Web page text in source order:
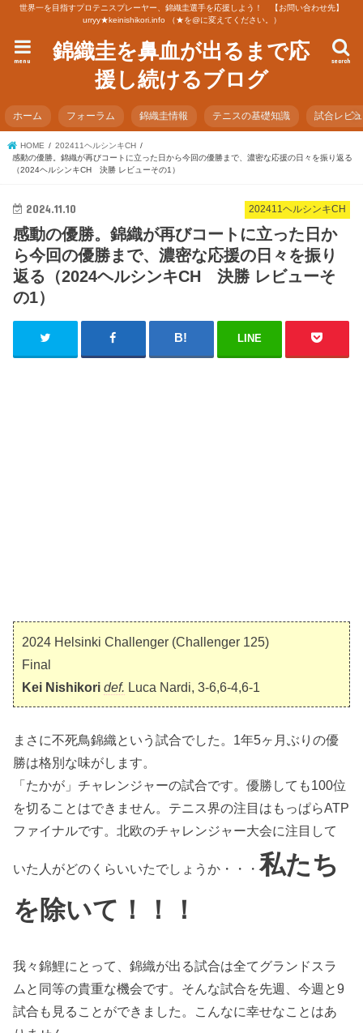
世界一を目指すプロテニスプレーヤー、錦織圭選手を応援しよう！ 【お問い合わせ先】
urryy★keinishikori.info （★を@に変えてください。）
錦織圭を鼻血が出るまで応
援し続けるブログ
search
menu
ホーム フォーラム 錦織圭情報 テニスの基礎知識 試合レビ
HOME
202411ヘルシンキCH
感動の優勝。錦織が再びコートに立った日から今回の優勝まで、濃密な応援の日々を振り返る
（2024ヘルシンキCH 決勝 レビューその1）
202411ヘルシンキCH
2024.11.10
感動の優勝。錦織が再びコートに立った日か
ら今回の優勝まで、濃密な応援の日々を振り
返る（2024ヘルシンキCH 決勝 レビューそ
の1）
LINE
2024 Helsinki Challenger (Challenger 125)
Final
Kei Nishikori def. Luca Nardi, 3-6,6-4,6-1
まさに不死鳥錦織という試合でした。1年5ヶ月ぶりの優
勝は格別な味がします。
「たかが」チャレンジャーの試合です。優勝しても100位
を切ることはできません。テニス界の注目はもっぱらATP
ファイナルです。北欧のチャレンジャー大会に注目して
いた人がどのくらいいたでしょうか・・・私たち
を除いて！！！
我々錦鯉にとって、錦織が出る試合は全てグランドスラ
ムと同等の貴重な機会です。そんな試合を先週、今週と9
試合も見ることができました。こんなに幸せなことはあ